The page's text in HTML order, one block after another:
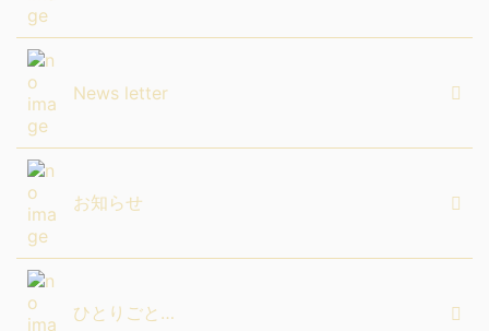
News letter
お知らせ
ひとりごと…